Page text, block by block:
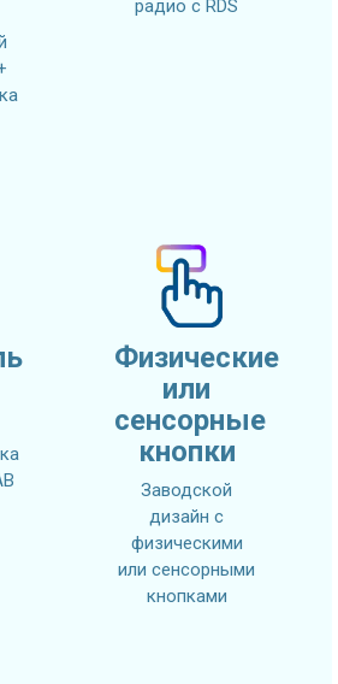
радио с RDS
Физические
или
сенсорные
кнопки
Заводской
дизайн с
физическими
или сенсорными
кнопками